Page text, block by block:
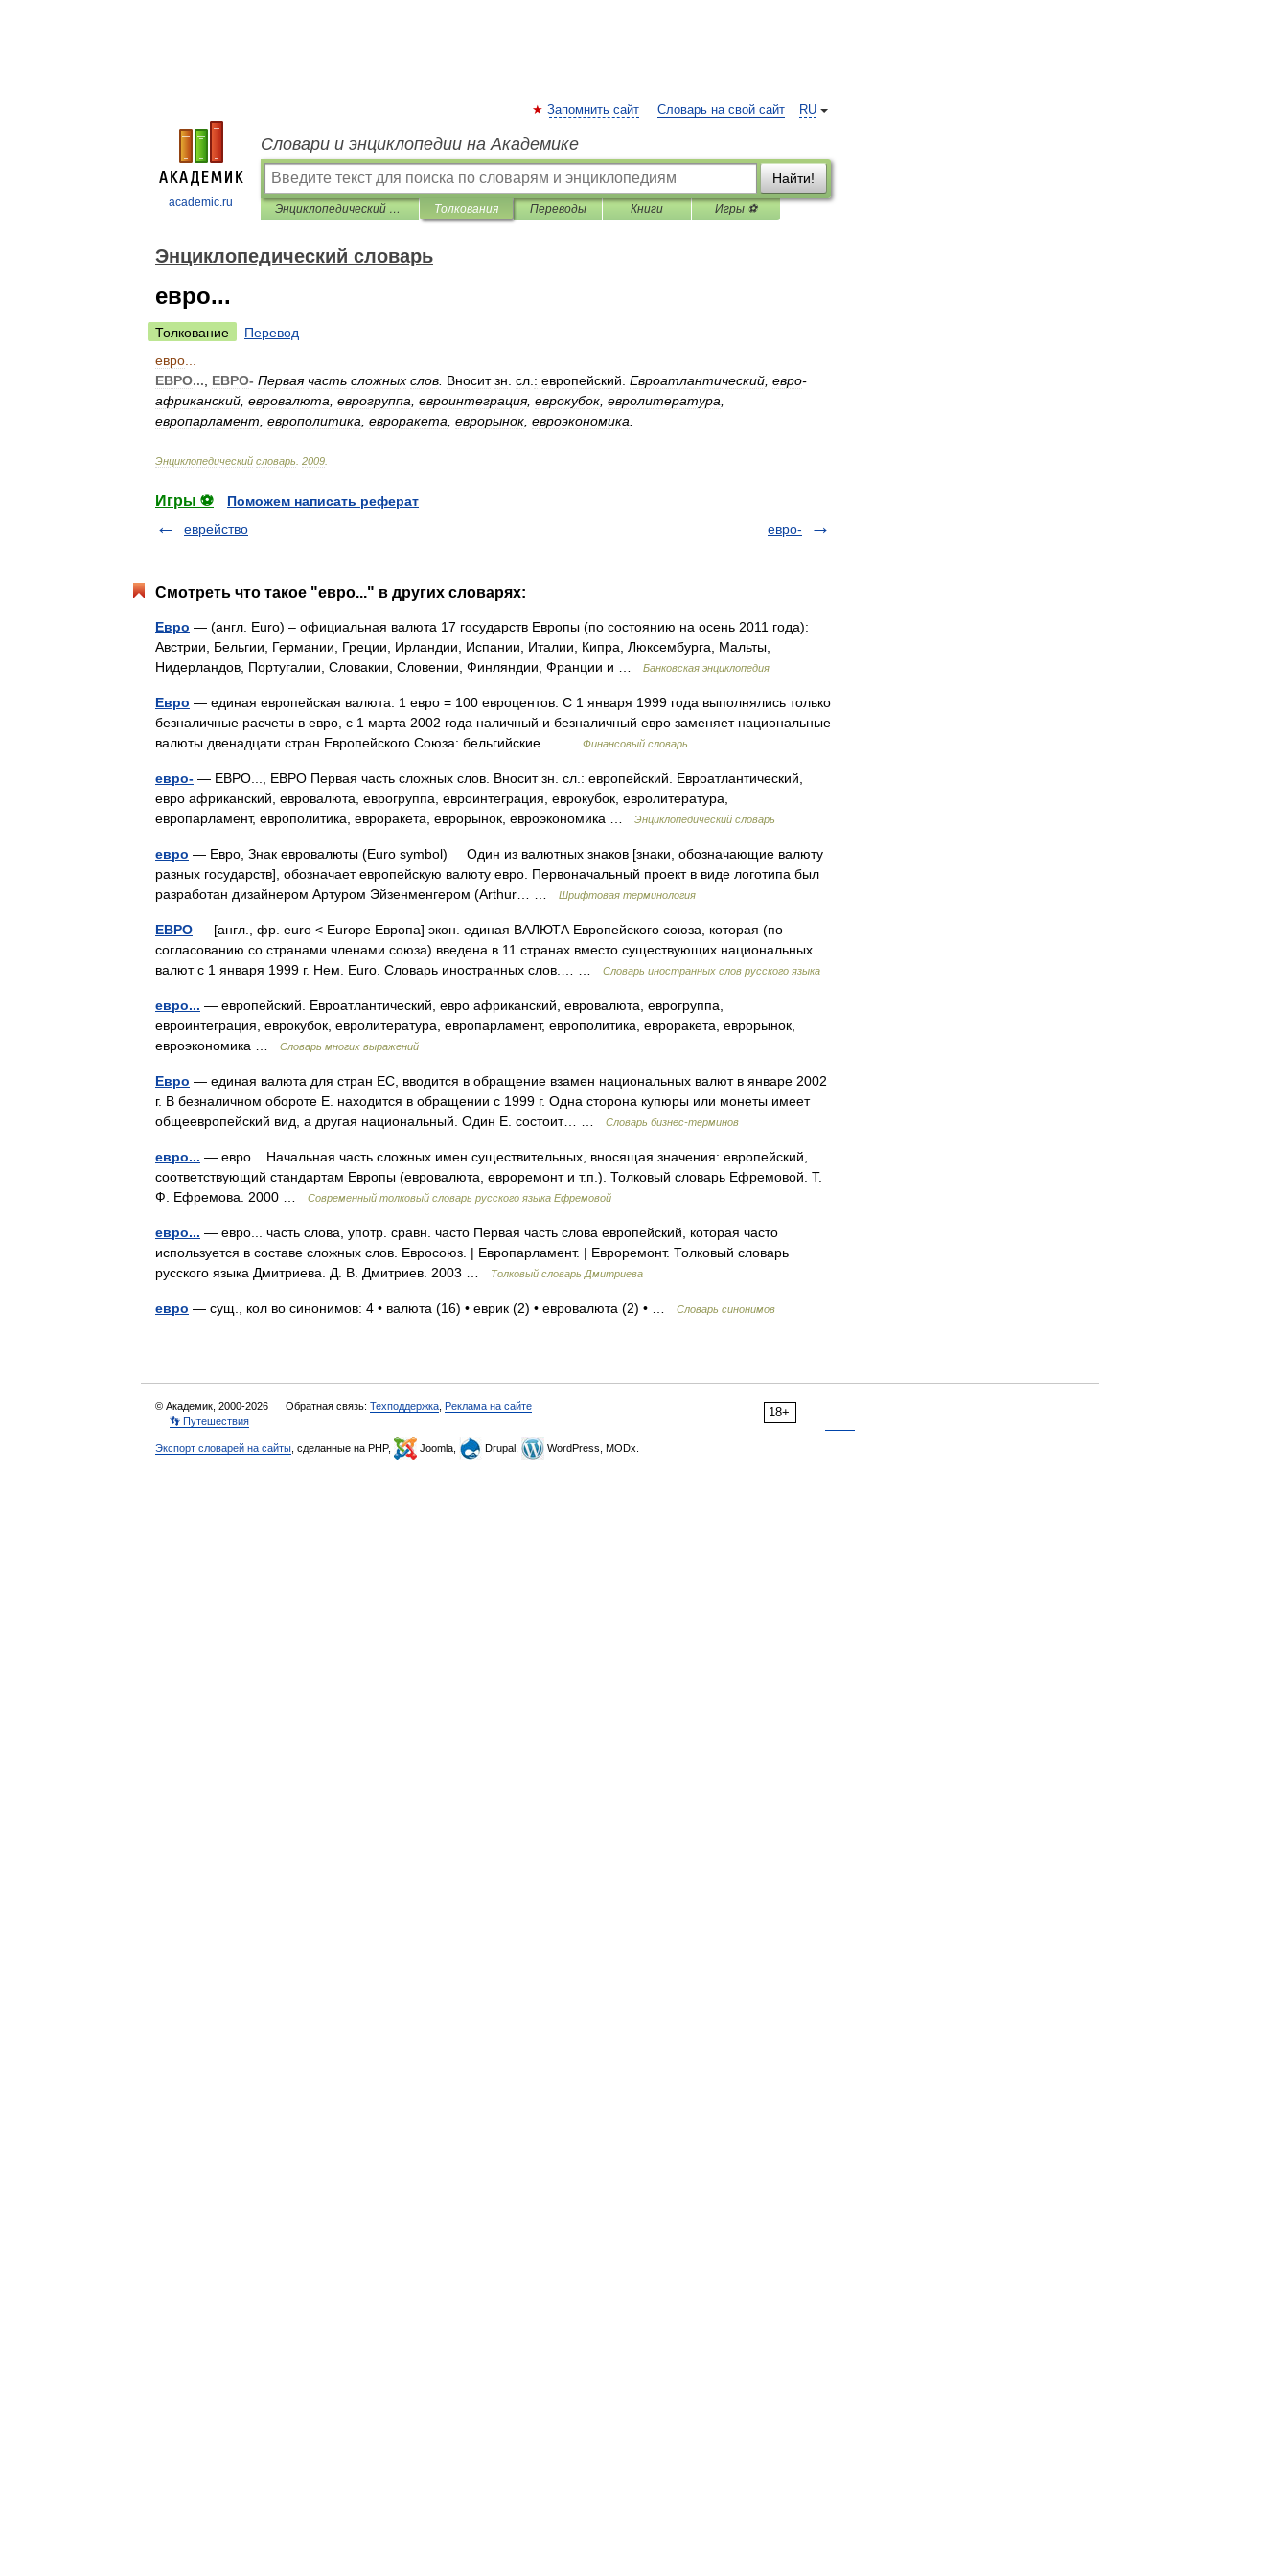
academic.ru
RU
Запомнить сайт Словарь на свой сайт
Словари и энциклопедии на Академике
Найти!
Энциклопедический словарь Толкования Переводы Книги Игры ⚽
Энциклопедический словарь
евро...
Толкование
Перевод
евро
ЕВРО... ЕВРО- Первая часть сложных слов Вносит зн сл : европейский Евроатлантический евро-
африканский евровалюта еврогруппа евроинтеграция, еврокубок евролитература
европарламент европолитика евроракета еврорынок евроэкономика
Энциклопедический словарь 2009
Игры ⚽
Поможем написать реферат
еврейство
евро-
Смотреть что такое "евро..." в других словарях:
Евро — (англ. Euro) – официальная валюта 17 государств Европы (по состоянию на осень 2011 года):
Австрии, Бельгии, Германии, Греции, Ирландии, Испании, Италии, Кипра, Люксембурга, Мальты,
Нидерландов, Португалии, Словакии, Словении, Финляндии, Франции и …
Банковская энциклопедия
Евро — единая европейская валюта. 1 евро = 100 евроцентов. С 1 января 1999 года выполнялись только
безналичные расчеты в евро, c 1 марта 2002 года наличный и безналичный евро заменяет национальные
валюты двенадцати стран Европейского Союза: бельгийские… …
Финансовый словарь
евро- — ЕВРО..., ЕВРО Первая часть сложных слов. Вносит зн. сл.: европейский. Евроатлантический,
евро африканский, евровалюта, еврогруппа, евроинтеграция, еврокубок, евролитература,
европарламент, европолитика, евроракета, еврорынок, евроэкономика …
Энциклопедический словарь
евро — Евро, Знак евровалюты (Euro symbol) Один из валютных знаков [знаки, обозначающие валюту
разных государств], обозначает европейскую валюту евро. Первоначальный проект в виде логотипа был
разработан дизайнером Артуром Эйзенменгером (Arthur… …
Шрифтовая терминология
ЕВРО — [англ., фр. euro < Europe Европа] экон. единая ВАЛЮТА Европейского союза, которая (по
согласованию со странами членами союза) введена в 11 странах вместо существующих национальных
валют с 1 января 1999 г. Нем. Euro. Словарь иностранных слов.… …
Словарь иностранных слов русского языка
евро... — европейский. Евроатлантический, евро африканский, евровалюта, еврогруппа,
евроинтеграция, еврокубок, евролитература, европарламент, европолитика, евроракета, еврорынок,
евроэкономика …
Словарь многих выражений
Евро — единая валюта для стран ЕС, вводится в обращение взамен национальных валют в январе 2002
г. В безналичном обороте Е. находится в обращении с 1999 г. Одна сторона купюры или монеты имеет
общеевропейский вид, а другая национальный. Один Е. состоит… …
Словарь бизнес-терминов
евро... — евро... Начальная часть сложных имен существительных, вносящая значения: европейский,
соответствующий стандартам Европы (евровалюта, евроремонт и т.п.). Толковый словарь Ефремовой. Т.
Ф. Ефремова. 2000 …
Современный толковый словарь русского языка Ефремовой
евро... — евро... часть слова, употр. сравн. часто Первая часть слова европейский, которая часто
используется в составе сложных слов. Евросоюз. | Европарламент. | Евроремонт. Толковый словарь
русского языка Дмитриева. Д. В. Дмитриев. 2003 …
Толковый словарь Дмитриева
евро — сущ., кол во синонимов: 4 • валюта (16) • еврик (2) • евровалюта (2) • … Словарь синонимов
18+
© Академик, 2000-2026 Обратная связь: Техподдержка Реклама на сайте
👣 Путешествия
Экспорт словарей на сайты , сделанные на PHP, Joomla, Drupal, WordPress, MODx.